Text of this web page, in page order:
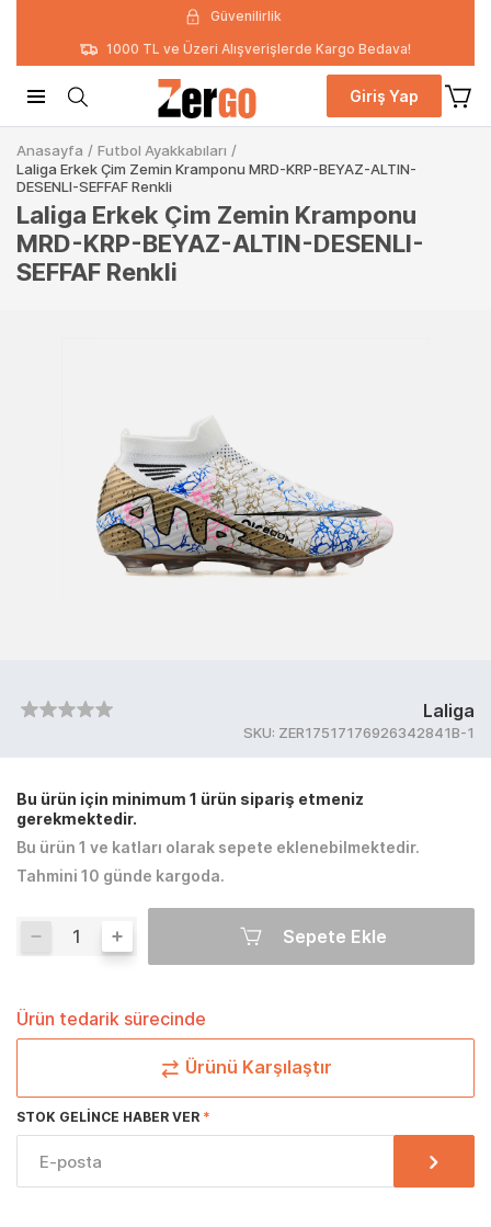
Güvenilirlik
1000 TL ve Üzeri Alışverişlerde Kargo Bedava!
Giriş Yap
Anasayfa / Futbol Ayakkabıları /
Laliga Erkek Çim Zemin Kramponu MRD-KRP-BEYAZ-ALTIN-
DESENLI-SEFFAF Renkli
Laliga Erkek Çim Zemin Kramponu
MRD-KRP-BEYAZ-ALTIN-DESENLI-
SEFFAF Renkli
Laliga
SKU: ZER17517176926342841B-1
Bu ürün için minimum 1 ürün sipariş etmeniz
gerekmektedir.
Bu ürün 1 ve katları olarak sepete eklenebilmektedir.
Tahmini 10 günde kargoda.
Sepete Ekle
Ürün tedarik sürecinde
Ürünü Karşılaştır
STOK GELINCE HABER VER